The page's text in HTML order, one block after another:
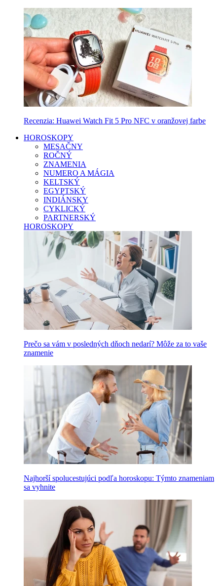
Recenzia: Huawei Watch Fit 5 Pro NFC v oranžovej farbe
HOROSKOPY
MESAČNY
ROČNÝ
ZNAMENIA
NUMERO A MÁGIA
KELTSKÝ
EGYPTSKÝ
INDIÁNSKY
CYKLICKÝ
PARTNERSKÝ
HOROSKOPY
Prečo sa vám v posledných dňoch nedarí? Môže za to vaše
znamenie
Najhorší spolucestujúci podľa horoskopu: Týmto znameniam
sa vyhnite